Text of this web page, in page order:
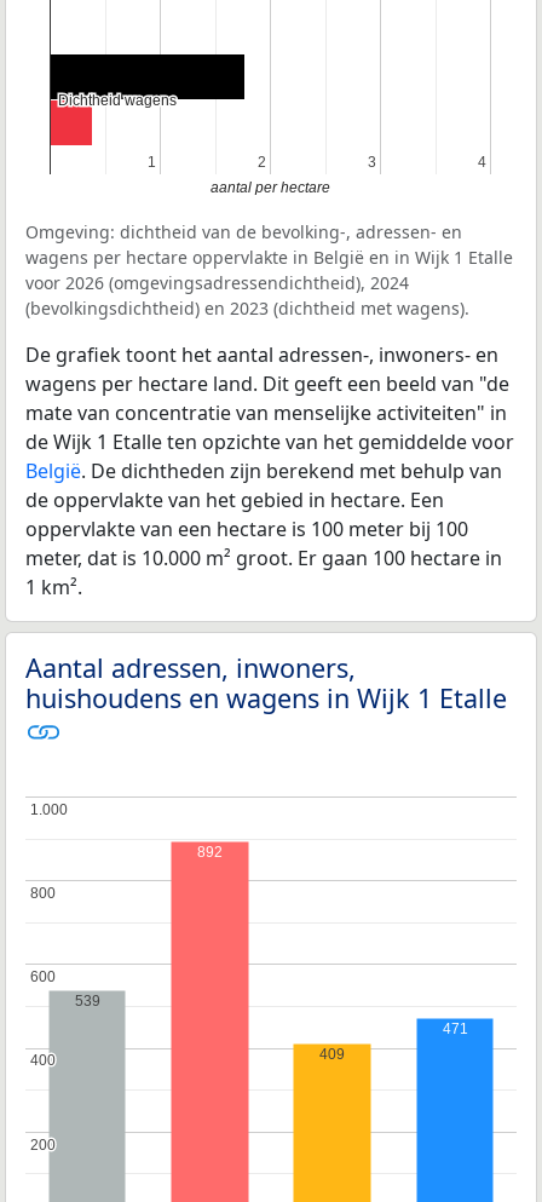
1
1 2
2 3
3 4
4
Dichtheid wagens
Dichtheid wagens
aantal per hectare
Omgeving: dichtheid van de bevolking-, adressen- en
wagens per hectare oppervlakte in België en in Wijk 1 Etalle
voor 2026 (omgevingsadressendichtheid), 2024
(bevolkingsdichtheid) en 2023 (dichtheid met wagens).
De grafiek toont het aantal adressen-, inwoners- en
wagens per hectare land. Dit geeft een beeld van "de
mate van concentratie van menselijke activiteiten" in
de Wijk 1 Etalle ten opzichte van het gemiddelde voor
België. De dichtheden zijn berekend met behulp van
de oppervlakte van het gebied in hectare. Een
oppervlakte van een hectare is 100 meter bij 100
meter, dat is 10.000 m² groot. Er gaan 100 hectare in
1 km².
Aantal adressen, inwoners,
huishoudens en wagens in Wijk 1 Etalle
200
200
400
400
600
600
800
800
1.000
1.000
539
892
409
471